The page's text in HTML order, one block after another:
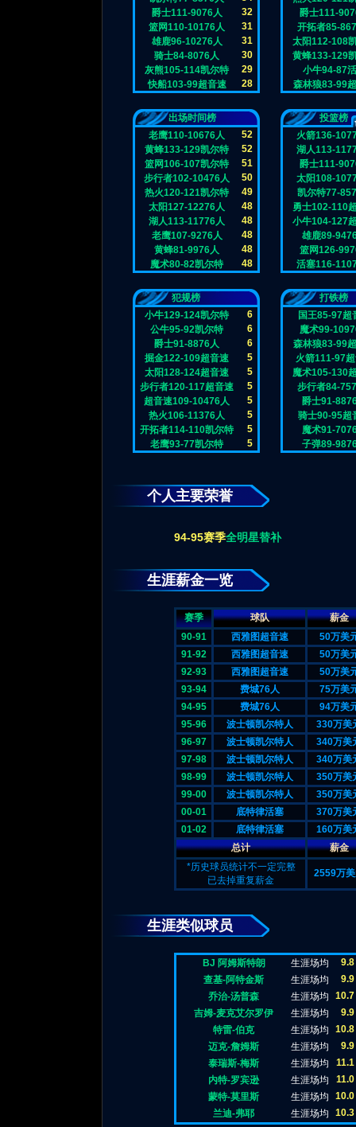
爵士111-9076人
32
篮网110-10176人
31
雄鹿96-10276人
31
骑士84-8076人
30
灰熊105-114凯尔特
29
快船103-99超音速
28
爵士111-
开拓者85-
太阳112-108
黄蜂133-129
小牛94-87
森林狼83-99
出场时间榜
老鹰110-10676人
52
黄蜂133-129凯尔特
52
篮网106-107凯尔特
51
步行者102-10476人
50
热火120-121凯尔特
49
太阳127-12276人
48
湖人113-11776人
48
老鹰107-9276人
48
黄蜂81-9976人
48
魔术80-82凯尔特
48
投篮榜
火箭136-
湖人113-
爵士111-
太阳108-
凯尔特77-
勇士102-110
小牛104-127
雄鹿89-
篮网126-
活塞116-
犯规榜
小牛129-124凯尔特
6
公牛95-92凯尔特
6
爵士91-8876人
6
掘金122-109超音速
5
太阳128-124超音速
5
步行者120-117超音速
5
超音速109-10476人
5
热火106-11376人
5
开拓者114-110凯尔特
5
老鹰93-77凯尔特
5
打铁榜
国王85-97超
魔术99-
森林狼83-99
火箭111-97
魔术105-130
步行者84-
爵士91-
骑士90-95超
魔术91-
子弹89-
个人主要荣誉
94-95赛季全明星替补
生涯薪金一览
赛季 球队
薪金
90-91
西雅图超音速
50万美
91-92
西雅图超音速
50万美
92-93
西雅图超音速
50万美
93-94
费城76人
75万美
94-95
费城76人
94万美
95-96
波士顿凯尔特人
330万美
96-97
波士顿凯尔特人
340万美
97-98
波士顿凯尔特人
340万美
98-99
波士顿凯尔特人
350万美
99-00
波士顿凯尔特人
350万美
00-01
底特律活塞
370万美
01-02
底特律活塞
160万美
总计
薪金
*历史球员统计不一定完整
已去掉重复薪金
2559万
生涯类似球员
BJ 阿姆斯特朗 生涯场均
9.8
查基-阿特金斯
生涯场均
9.9
乔治-汤普森
生涯场均
10.7
吉姆-麦克艾尔罗伊
生涯场均
9.9
特雷-伯克
生涯场均
10.8
迈克-詹姆斯
生涯场均
9.9
泰瑞斯-梅斯
生涯场均
11.1
内特-罗宾逊
生涯场均
11.0
蒙特-莫里斯
生涯场均
10.0
兰迪-弗耶
生涯场均 10.3